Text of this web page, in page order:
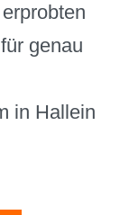
genau
in Hallein